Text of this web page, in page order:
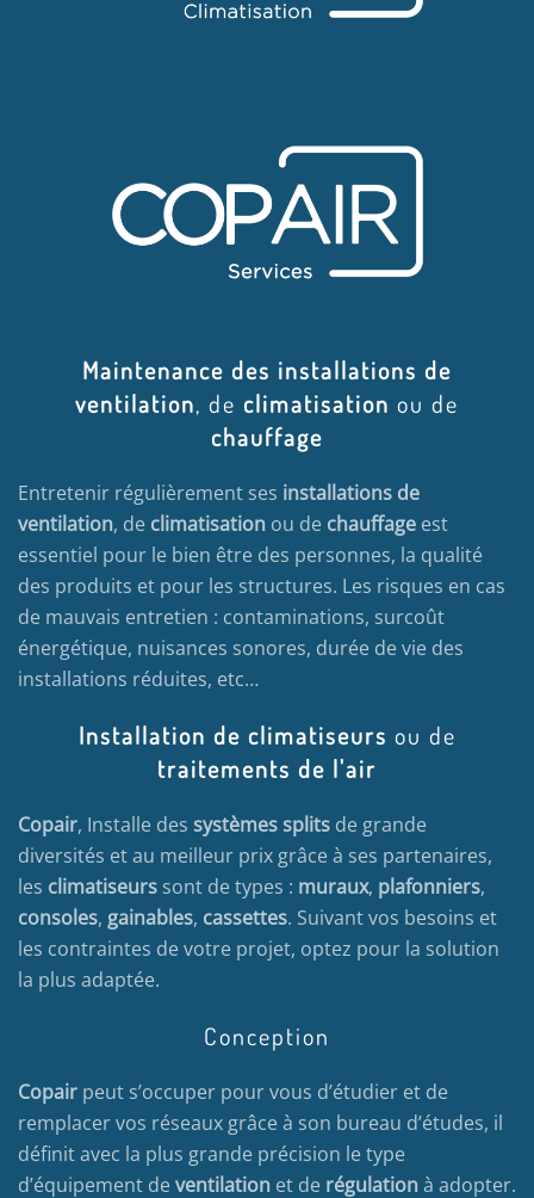
Maintenance des installations de
ventilation, de climatisation ou de
chauffage
Entretenir régulièrement ses installations de
ventilation, de climatisation ou de chauffage est
essentiel pour le bien être des personnes, la qualité
des produits et pour les structures. Les risques en cas
de mauvais entretien : contaminations, surcoût
énergétique, nuisances sonores, durée de vie des
installations réduites, etc…
Installation de climatiseurs ou de
traitements de l'air
Copair, Installe des systèmes splits de grande
diversités et au meilleur prix grâce à ses partenaires,
les climatiseurs sont de types : muraux, plafonniers,
consoles, gainables, cassettes. Suivant vos besoins et
les contraintes de votre projet, optez pour la solution
la plus adaptée.
Conception
Copair peut s’occuper pour vous d’étudier et de
remplacer vos réseaux grâce à son bureau d’études, il
définit avec la plus grande précision le type
d’équipement deventilation et de régulationà adopter.